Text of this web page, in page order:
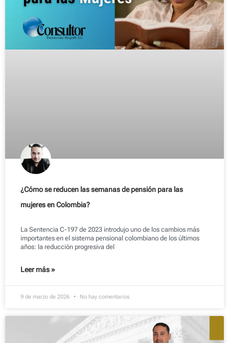
¿Cómo se reducen las semanas de pensión para las
mujeres en Colombia?
La Sentencia C-197 de 2023 introdujo uno de los cambios más
importantes en el sistema pensional colombiano de los últimos
años: la reducción progresiva del
Leer más »
9 de marzo de 2026 No hay comentarios